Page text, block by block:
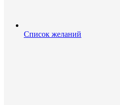
Список желаний